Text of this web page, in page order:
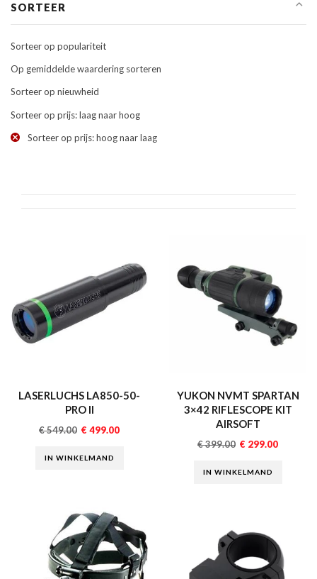
LASERLUCHS LA850-50-
PRO II
€549.00 € 499.00
IN WINKELMAND
YUKON NVMT SPARTAN
3×42 RIFLESCOPE KIT
AIRSOFT
€399.00 € 299.00
IN WINKELMAND
SORTEER
Sorteer op populariteit
Op gemiddelde waardering sorteren
Sorteer op nieuwheid
Sorteer op prijs: laag naar hoog
Sorteer op prijs: hoog naar laag